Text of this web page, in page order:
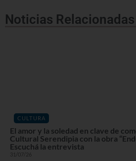
Noticias Relacionadas
CULTURA
El amor y la soledad en clave de
Cultural Serendipia con la obra
Escuchá la entrevista
31/07/26